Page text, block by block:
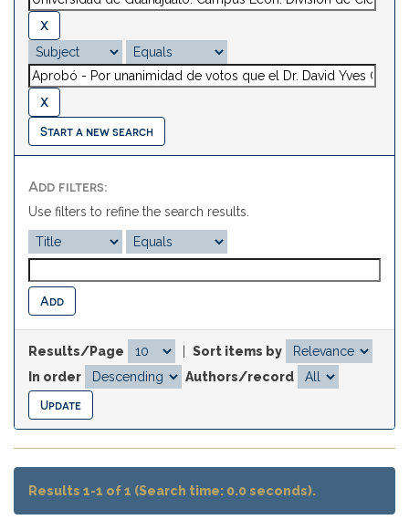
Start a new search
Add filters:
Use filters to refine the search results.
Results/Page
Sort items by
In order
Authors/record
Results 1-1 of 1 (Search time: 0.0 seconds).